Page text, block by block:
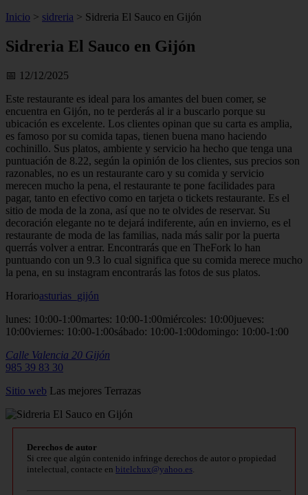
Inicio > sidreria > Sidreria El Sauco en Gijón
Sidreria El Sauco en Gijón
📅 12/12/2025
Este restaurante es ideal para los amantes del buen comer, se
encuentra en Gijón, no te perderás al ir a buscarlo porque su
ubicación es excelente. Los clientes opinan que su carta es amplia,
es famoso por su comida tapas, tienen buena mano haciendo
cochinillo. Sus platos, ambiente y servicio ha hecho que tenga una
puntuación de 8.22, según la opinión de los clientes, sus precios son
razonables, no es un restaurante caro y su comida y servicio
merecen mucho la pena, el restaurante te pone facilidades para
pagar, tanto en efectivo como en tarjeta o tickets restaurante. Es el
sitio de moda de la zona, así que no te olvides de reservar. Su
decoración elegante no te dejará indiferente, aún en invierno, es el
restaurante de moda de las familias, nada más salir por la puerta
querrás volver a entrar. Encontrarás que en TheFork lo han
puntuando con un 9.3 lo cual significa que su comida merece mucho
la pena, en su instagram encontrarás las fotos de sus platos.
Horarioasturias_gijón
lunes: 10:00-1:00martes: 10:00-1:00miércoles: 10:00jueves:
10:00viernes: 10:00-1:00sábado: 10:00-1:00domingo: 10:00-1:00
Calle Valencia 20 Gijón
985 39 83 30
Sitio web Las mejores Terrazas
Derechos de autor
Si cree que algún contenido infringe derechos de autor o propiedad
intelectual, contacte en bitelchux@yahoo.es